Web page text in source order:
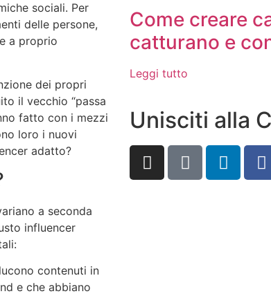
sociali. Per
delle persone,
a proprio
dei propri
il vecchio “passa
fatto con i mezzi
loro i nuovi
adatto?
a seconda
influencer
contenuti in
e che abbiano
Come creare
catturano e
Leggi tutto
Unisciti alla